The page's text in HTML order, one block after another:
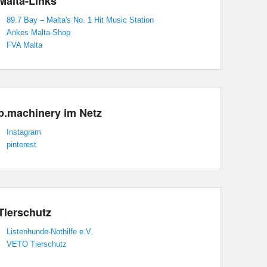
89.7 Bay – Malta's No. 1 Hit Music Station
Ankes Malta-Shop
FVA Malta
im Netz
Instagram
pinterest
Listenhunde-Nothilfe e.V.
VETO Tierschutz